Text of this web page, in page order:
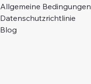
Allgemeine Bedingungen
Datenschutzrichtlinie
Blog